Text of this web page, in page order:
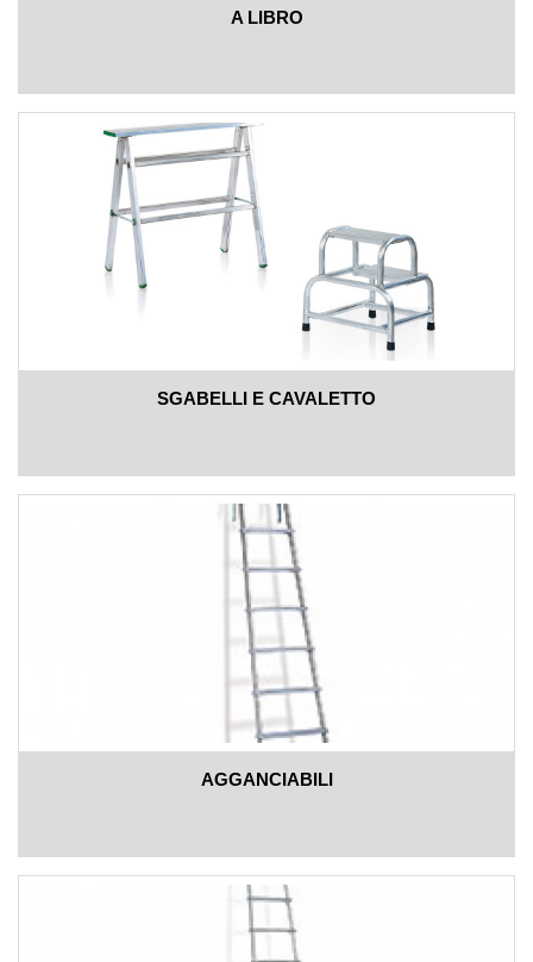
A LIBRO
SGABELLI E CAVALETTO
AGGANCIABILI